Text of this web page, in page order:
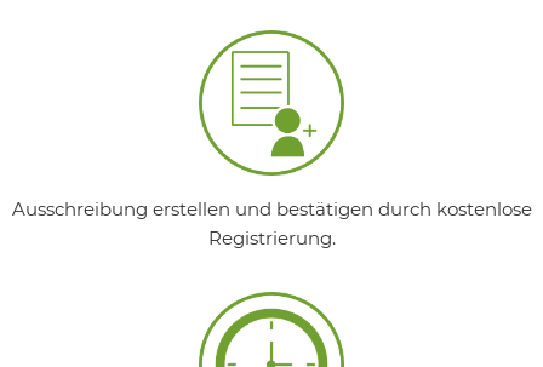
Ausschreibung erstellen und bestätigen durch kostenlose
Registrierung.